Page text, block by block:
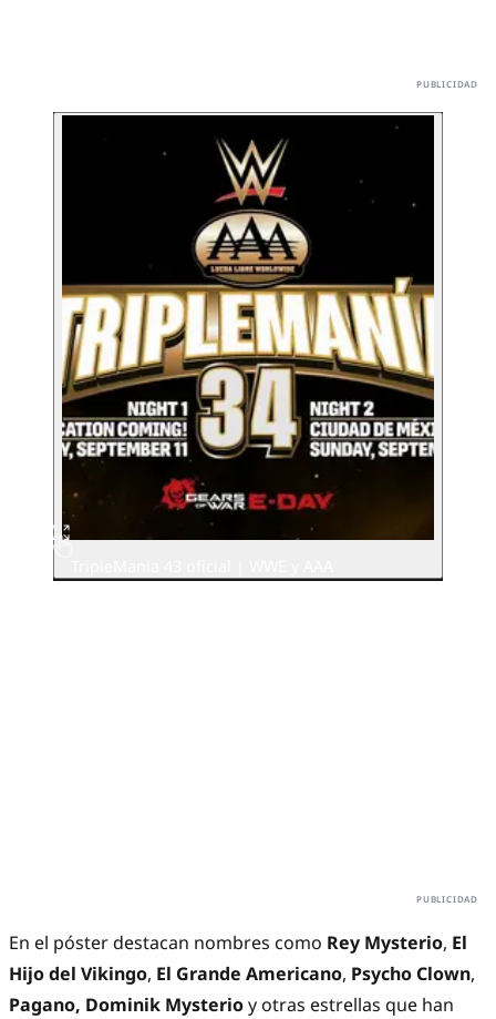
En el póster destacan nombres como Rey Mysterio, El
Hijo del Vikingo, El Grande Americano, Psycho Clown,
Pagano, Dominik Mysterioy otras estrellas que han